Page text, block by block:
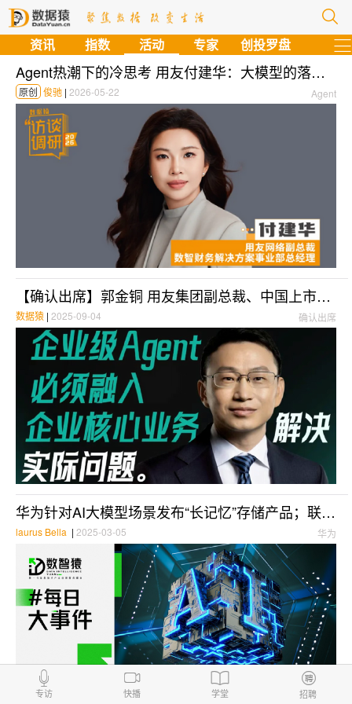
资讯 指数 活动 专家 创投罗盘
Agent热潮下的冷思考 用友付建华：大模型的落地，远没有想象中的快 | 数据猿专访
Agent
原创 俊驰 | 2026-05-22
【确认出席】郭金铜 用友集团副总裁、中国上市公司协会人工智能专业委员会主任丨北京·9月8日
确认出席
数据猿 | 2025-09-04
华为针对AI大模型场景发布“长记忆”存储产品；联想全栈AI战略深度落地；政府工作报告：支持人工智能大模型广泛应用丨每日大事件
华为
laurus Bella | 2025-03-05
专访 快播 学堂 招聘